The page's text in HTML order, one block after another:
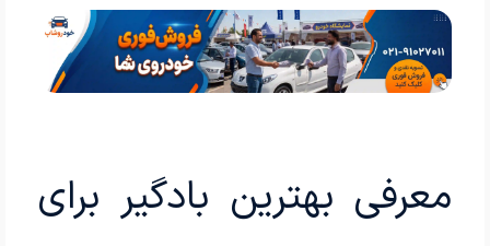
معرفی بهترین بادگیر برای